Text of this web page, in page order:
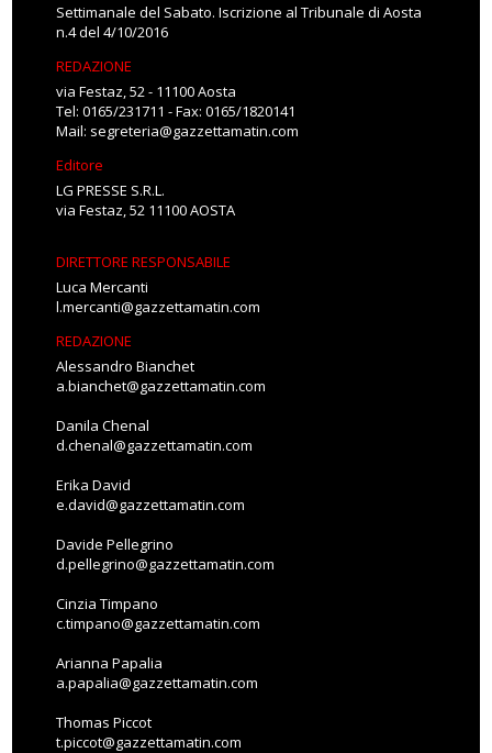
Settimanale del Sabato. Iscrizione al Tribunale di Aosta
n.4 del 4/10/2016
REDAZIONE
via Festaz, 52 - 11100 Aosta
Tel: 0165/231711 - Fax: 0165/1820141
Mail: segreteria@gazzettamatin.com
Editore
LG PRESSE S.R.L.
via Festaz, 52 11100 AOSTA
DIRETTORE RESPONSABILE
Luca Mercanti
l.mercanti@gazzettamatin.com
REDAZIONE
Alessandro Bianchet
a.bianchet@gazzettamatin.com
Danila Chenal
d.chenal@gazzettamatin.com
Erika David
e.david@gazzettamatin.com
Davide Pellegrino
d.pellegrino@gazzettamatin.com
Cinzia Timpano
c.timpano@gazzettamatin.com
Arianna Papalia
a.papalia@gazzettamatin.com
Thomas Piccot
t.piccot@gazzettamatin.com